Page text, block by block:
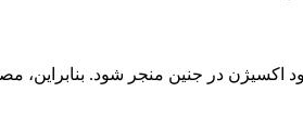
اکسیژن در جنین منجر شود.